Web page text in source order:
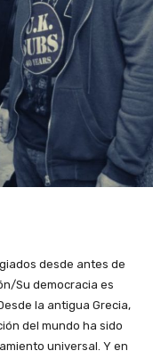
desde antes de
Su democracia es
la antigua Grecia,
del mundo ha sido
universal. Y en